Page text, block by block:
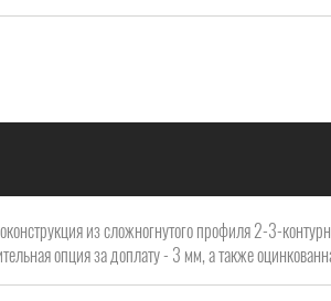
из сложногнутого профиля 2-3-
опция за доплату - 3 мм, а также